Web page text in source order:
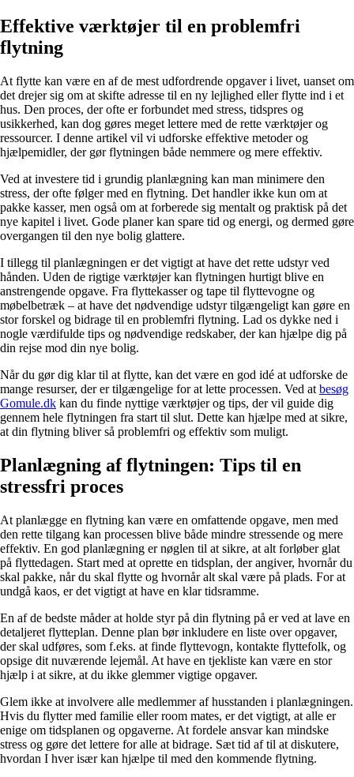
Effektive værktøjer til en problemfri
flytning
At flytte kan være en af de mest udfordrende opgaver i livet, uanset om
det drejer sig om at skifte adresse til en ny lejlighed eller flytte ind i et
hus. Den proces, der ofte er forbundet med stress, tidspres og
usikkerhed, kan dog gøres meget lettere med de rette værktøjer og
ressourcer. I denne artikel vil vi udforske effektive metoder og
hjælpemidler, der gør flytningen både nemmere og mere effektiv.
Ved at investere tid i grundig planlægning kan man minimere den
stress, der ofte følger med en flytning. Det handler ikke kun om at
pakke kasser, men også om at forberede sig mentalt og praktisk på det
nye kapitel i livet. Gode planer kan spare tid og energi, og dermed gøre
overgangen til den nye bolig glattere.
I tillegg til planlægningen er det vigtigt at have det rette udstyr ved
hånden. Uden de rigtige værktøjer kan flytningen hurtigt blive en
anstrengende opgave. Fra flyttekasser og tape til flyttevogne og
møbelbetræk – at have det nødvendige udstyr tilgængeligt kan gøre en
stor forskel og bidrage til en problemfri flytning. Lad os dykke ned i
nogle værdifulde tips og nødvendige redskaber, der kan hjælpe dig på
din rejse mod din nye bolig.
Når du gør dig klar til at flytte, kan det være en god idé at udforske de
mange resurser, der er tilgængelige for at lette processen. Ved at besøg
Gomule.dk kan du finde nyttige værktøjer og tips, der vil guide dig
gennem hele flytningen fra start til slut. Dette kan hjælpe med at sikre,
at din flytning bliver så problemfri og effektiv som muligt.
Planlægning af flytningen: Tips til en
stressfri proces
At planlægge en flytning kan være en omfattende opgave, men med
den rette tilgang kan processen blive både mindre stressende og mere
effektiv. En god planlægning er nøglen til at sikre, at alt forløber glat
på flyttedagen. Start med at oprette en tidsplan, der angiver, hvornår du
skal pakke, når du skal flytte og hvornår alt skal være på plads. For at
undgå kaos, er det vigtigt at have en klar tidsramme.
En af de bedste måder at holde styr på din flytning på er ved at lave en
detaljeret flytteplan. Denne plan bør inkludere en liste over opgaver,
der skal udføres, som f.eks. at finde flyttevogn, kontakte flyttefolk, og
opsige dit nuværende lejemål. At have en tjekliste kan være en stor
hjælp i at sikre, at du ikke glemmer vigtige opgaver.
Glem ikke at involvere alle medlemmer af husstanden i planlægningen.
Hvis du flytter med familie eller room mates, er det vigtigt, at alle er
enige om tidsplanen og opgaverne. At fordele ansvar kan mindske
stress og gøre det lettere for alle at bidrage. Sæt tid af til at diskutere,
hvordan I hver især kan hjælpe til med den kommende flytning.